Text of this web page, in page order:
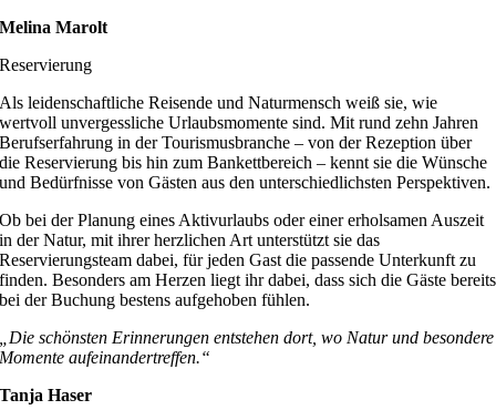
Melina Marolt
Reservierung
Als leidenschaftliche Reisende und Naturmensch weiß sie, wie
wertvoll unvergessliche Urlaubsmomente sind. Mit rund zehn Jahren
Berufserfahrung in der Tourismusbranche – von der Rezeption über
die Reservierung bis hin zum Bankettbereich – kennt sie die Wünsche
und Bedürfnisse von Gästen aus den unterschiedlichsten Perspektiven.
Ob bei der Planung eines Aktivurlaubs oder einer erholsamen Auszeit
in der Natur, mit ihrer herzlichen Art unterstützt sie das
Reservierungsteam dabei, für jeden Gast die passende Unterkunft zu
finden. Besonders am Herzen liegt ihr dabei, dass sich die Gäste bereits
bei der Buchung bestens aufgehoben fühlen.
„Die schönsten Erinnerungen entstehen dort, wo Natur und besondere
Momente aufeinandertreffen.“
Tanja Haser